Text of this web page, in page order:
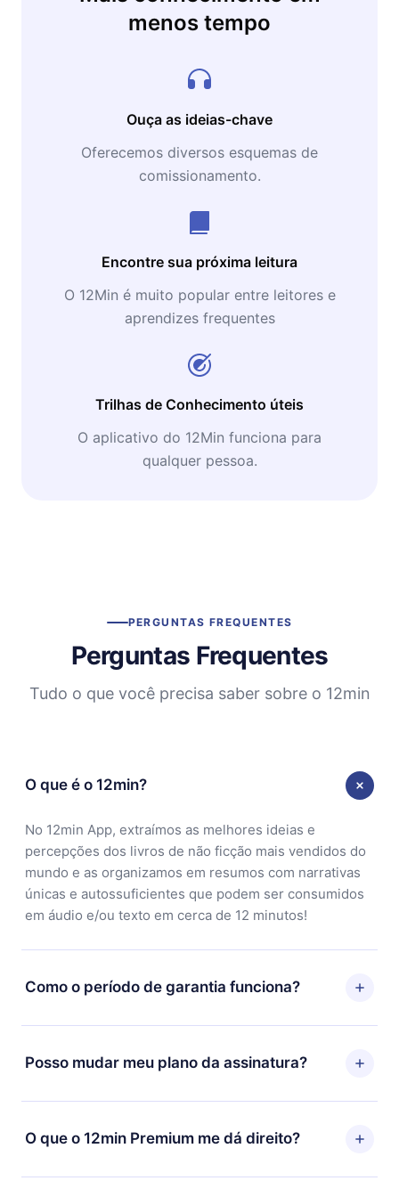
menos tempo
Ouça as ideias-chave
Oferecemos diversos esquemas de
comissionamento.
Encontre sua próxima leitura
O 12Min é muito popular entre leitores e
aprendizes frequentes
Trilhas de Conhecimento úteis
O aplicativo do 12Min funciona para
qualquer pessoa.
PERGUNTAS FREQUENTES
Perguntas Frequentes
Tudo o que você precisa saber sobre o 12min
O que é o 12min?
No 12min App, extraímos as melhores ideias e
percepções dos livros de não ficção mais vendidos do
mundo e as organizamos em resumos com narrativas
únicas e autossuficientes que podem ser consumidos
em áudio e/ou texto em cerca de 12 minutos!
Como o período de garantia funciona?
Você pode baixar nosso aplicativo e começar a
aproveitar nossa biblioteca. Se por algum motivo não
ficar satisfeito com nossa plataforma, basta entrar em
solicitar o reembolso do valor. Você receberá tudo que
Posso mudar meu plano da assinatura?
Sim, mas a mudança só se aplicará a partir do próximo
período de cobrança. Por exemplo, se você decidiu
mudar sua assinatura mensal para anual, após
O que o 12min Premium me dá direito?
O 12min Premium é um plano que te garante acesso a